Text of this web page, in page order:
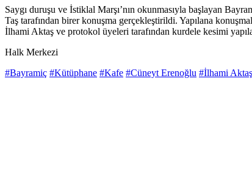
Saygı duruşu ve İstiklal Marşı’nın okunmasıyla başlayan
Taş tarafından birer konuşma gerçekleştirildi. Yapılana
İlhami Aktaş ve protokol üyeleri tarafından kurdele kesimi
Halk Merkezi
#Bayramiç #Kütüphane #Kafe #Cüneyt Erenoğlu #İlhami Aktaş